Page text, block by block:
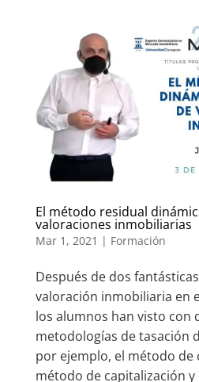
El método residual
valoraciones inmobiliarias
Mar 1, 2021 | Formación
Después de dos
valoración inmobiliaria en
los alumnos han visto con
metodologías de tasación
por ejemplo, el método de
método de capitalización